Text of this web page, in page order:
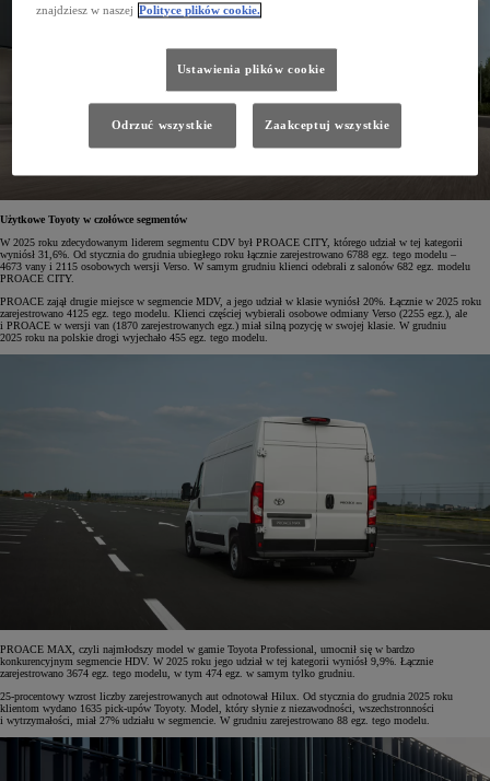
Użytkowe Toyoty w czołówce segmentów
W 2025 roku zdecydowanym liderem segmentu CDV był PROACE CITY, którego udział w tej kategorii
wyniósł 31,6%. Od stycznia do grudnia ubiegłego roku łącznie zarejestrowano 6788 egz. tego modelu –
4673 vany i 2115 osobowych wersji Verso. W samym grudniu klienci odebrali z salonów 682 egz. modelu
PROACE CITY.
PROACE zajął drugie miejsce w segmencie MDV, a jego udział w klasie wyniósł 20%. Łącznie w 2025 roku
zarejestrowano 4125 egz. tego modelu. Klienci częściej wybierali osobowe odmiany Verso (2255 egz.), ale
i PROACE w wersji van (1870 zarejestrowanych egz.) miał silną pozycję w swojej klasie. W grudniu
2025 roku na polskie drogi wyjechało 455 egz. tego modelu.
PROACE MAX, czyli najmłodszy model w gamie Toyota Professional, umocnił się w bardzo
konkurencyjnym segmencie HDV. W 2025 roku jego udział w tej kategorii wyniósł 9,9%. Łącznie
zarejestrowano 3674 egz. tego modelu, w tym 474 egz. w samym tylko grudniu.
25-procentowy wzrost liczby zarejestrowanych aut odnotował Hilux. Od stycznia do grudnia 2025 roku
klientom wydano 1635 pick-upów Toyoty. Model, który słynie z niezawodności, wszechstronności
i wytrzymałości, miał 27% udziału w segmencie. W grudniu zarejestrowano 88 egz. tego modelu.
znajdziesz w naszej Polityce plików cookie.
Ustawienia plików cookie
Odrzuć wszystkie Zaakceptuj wszystkie